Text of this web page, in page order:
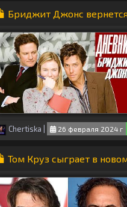
Бриджит Джонс
Chertiska 26 февраля 2024 г
Том Круз сыграет в